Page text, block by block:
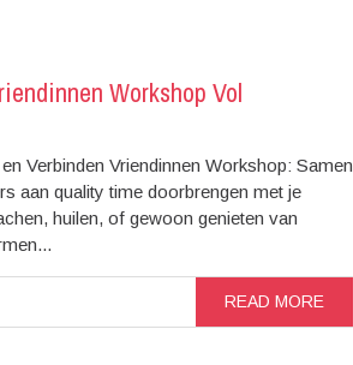
Workshop Vol
Verbinden Vriendinnen Workshop: Samen
aan quality time doorbrengen met je
huilen, of gewoon genieten van
READ MORE